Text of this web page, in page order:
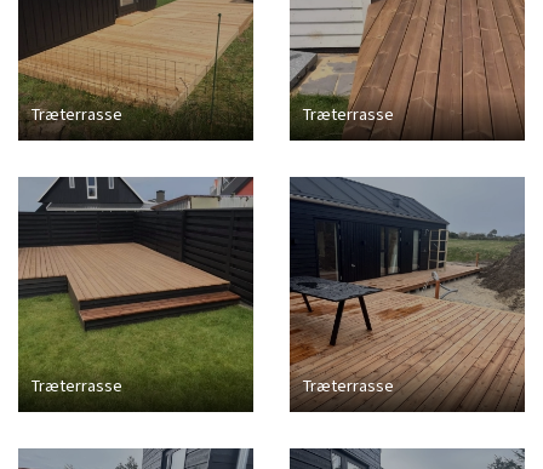
Træterrasse Træterrasse
Træterrasse Træterrasse